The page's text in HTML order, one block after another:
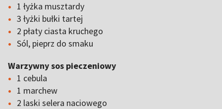
1 łyżka musztardy
3 łyżki bułki tartej
2 płaty ciasta kruchego
Sól, pieprz do smaku
Warzywny sos pieczeniowy
1 cebula
1 marchew
2 laski selera naciowego